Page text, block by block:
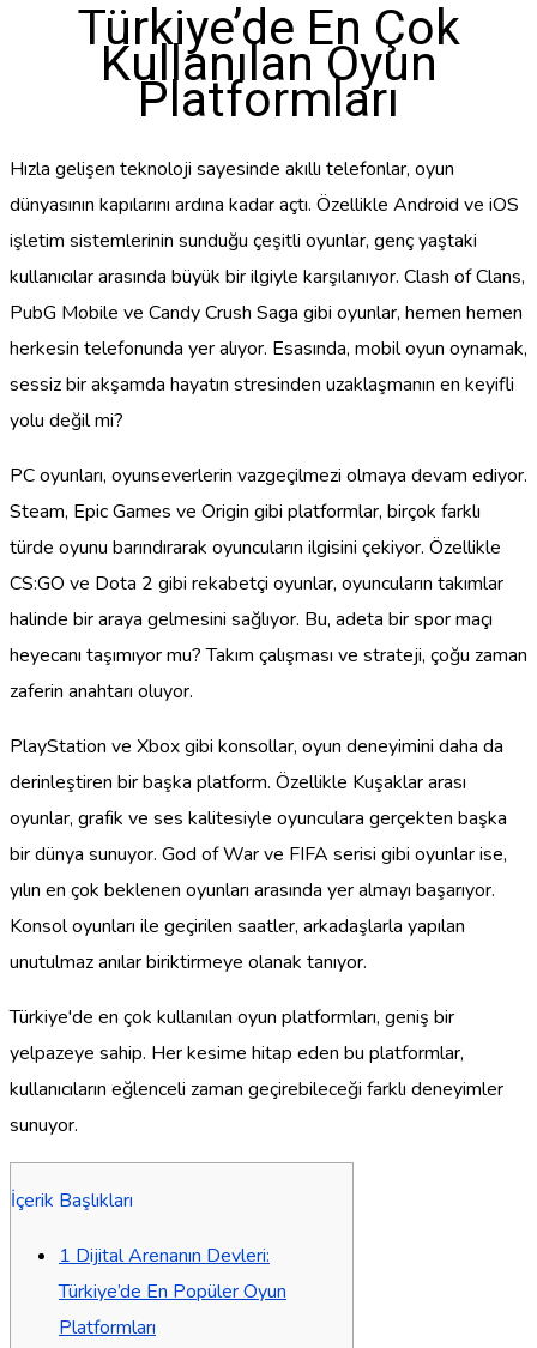
Türkiye’de En Çok
Kullanılan Oyun
Platformları
Hızla gelişen teknoloji sayesinde akıllı telefonlar, oyun
dünyasının kapılarını ardına kadar açtı. Özellikle Android ve iOS
işletim sistemlerinin sunduğu çeşitli oyunlar, genç yaştaki
kullanıcılar arasında büyük bir ilgiyle karşılanıyor. Clash of Clans,
PubG Mobile ve Candy Crush Saga gibi oyunlar, hemen hemen
herkesin telefonunda yer alıyor. Esasında, mobil oyun oynamak,
sessiz bir akşamda hayatın stresinden uzaklaşmanın en keyifli
yolu değil mi?
PC oyunları, oyunseverlerin vazgeçilmezi olmaya devam ediyor.
Steam, Epic Games ve Origin gibi platformlar, birçok farklı
türde oyunu barındırarak oyuncuların ilgisini çekiyor. Özellikle
CS:GO ve Dota 2 gibi rekabetçi oyunlar, oyuncuların takımlar
halinde bir araya gelmesini sağlıyor. Bu, adeta bir spor maçı
heyecanı taşımıyor mu? Takım çalışması ve strateji, çoğu zaman
zaferin anahtarı oluyor.
PlayStation ve Xbox gibi konsollar, oyun deneyimini daha da
derinleştiren bir başka platform. Özellikle Kuşaklar arası
oyunlar, grafik ve ses kalitesiyle oyunculara gerçekten başka
bir dünya sunuyor. God of War ve FIFA serisi gibi oyunlar ise,
yılın en çok beklenen oyunları arasında yer almayı başarıyor.
Konsol oyunları ile geçirilen saatler, arkadaşlarla yapılan
unutulmaz anılar biriktirmeye olanak tanıyor.
Türkiye'de en çok kullanılan oyun platformları, geniş bir
yelpazeye sahip. Her kesime hitap eden bu platformlar,
kullanıcıların eğlenceli zaman geçirebileceği farklı deneyimler
sunuyor.
İçerik Başlıkları
1 Dijital Arenanın Devleri:
Türkiye’de En Popüler Oyun
Platformları